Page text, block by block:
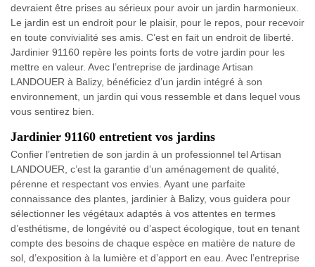
devraient être prises au sérieux pour avoir un jardin harmonieux.
Le jardin est un endroit pour le plaisir, pour le repos, pour recevoir
en toute convivialité ses amis. C’est en fait un endroit de liberté.
Jardinier 91160 repère les points forts de votre jardin pour les
mettre en valeur. Avec l’entreprise de jardinage Artisan
LANDOUER à Balizy, bénéficiez d’un jardin intégré à son
environnement, un jardin qui vous ressemble et dans lequel vous
vous sentirez bien.
Jardinier 91160 entretient vos jardins
Confier l’entretien de son jardin à un professionnel tel Artisan
LANDOUER, c’est la garantie d’un aménagement de qualité,
pérenne et respectant vos envies. Ayant une parfaite
connaissance des plantes, jardinier à Balizy, vous guidera pour
sélectionner les végétaux adaptés à vos attentes en termes
d’esthétisme, de longévité ou d’aspect écologique, tout en tenant
compte des besoins de chaque espèce en matière de nature de
sol, d’exposition à la lumière et d’apport en eau. Avec l’entreprise